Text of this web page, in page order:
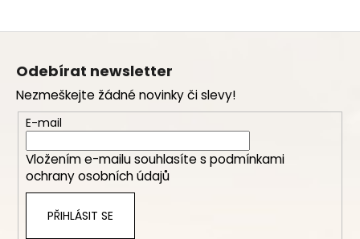
Z
Odebírat newsletter
Nezmeškejte žádné novinky či slevy!
E-mail
Vložením e-mailu souhlasíte s podmínkami
ochrany osobních údajů
PŘIHLÁSIT SE